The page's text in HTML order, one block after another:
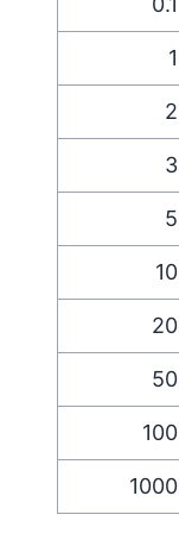
1
2
3
5
10
20
50
100
1000